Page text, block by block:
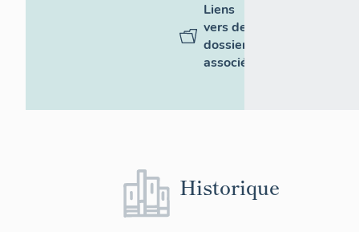
Liens
vers des
dossiers
associés
Historique